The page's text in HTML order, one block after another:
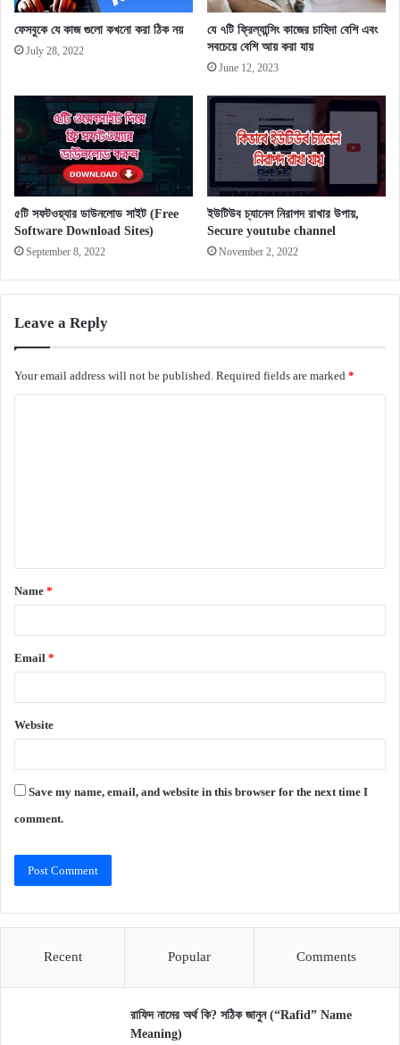
ফেসবুকে যে কাজ গুলো কখনো করা ঠিক নয়
July 28, 2022
যে ৭টি ফ্রিল্যান্সিং কাজের চাহিদা বেশি এবং
সবচেয়ে বেশি আয় করা যায়
June 12, 2023
৫টি সফটওয়্যার ডাউনলোড সাইট (Free
Software Download Sites)
September 8, 2022
ইউটিউব চ্যানেল নিরাপদ রাখার উপায়,
Secure youtube channel
November 2, 2022
Leave a Reply
Your email address will not be published. Required fields are marked *
t
*
Name *
Email *
Website
Save my name, email, and website in this browser for the next time I
comment.
Recent Popular Comments
রাফিদ নামের অর্থ কি? সঠিক জানুন (“Rafid” Name
Meaning)